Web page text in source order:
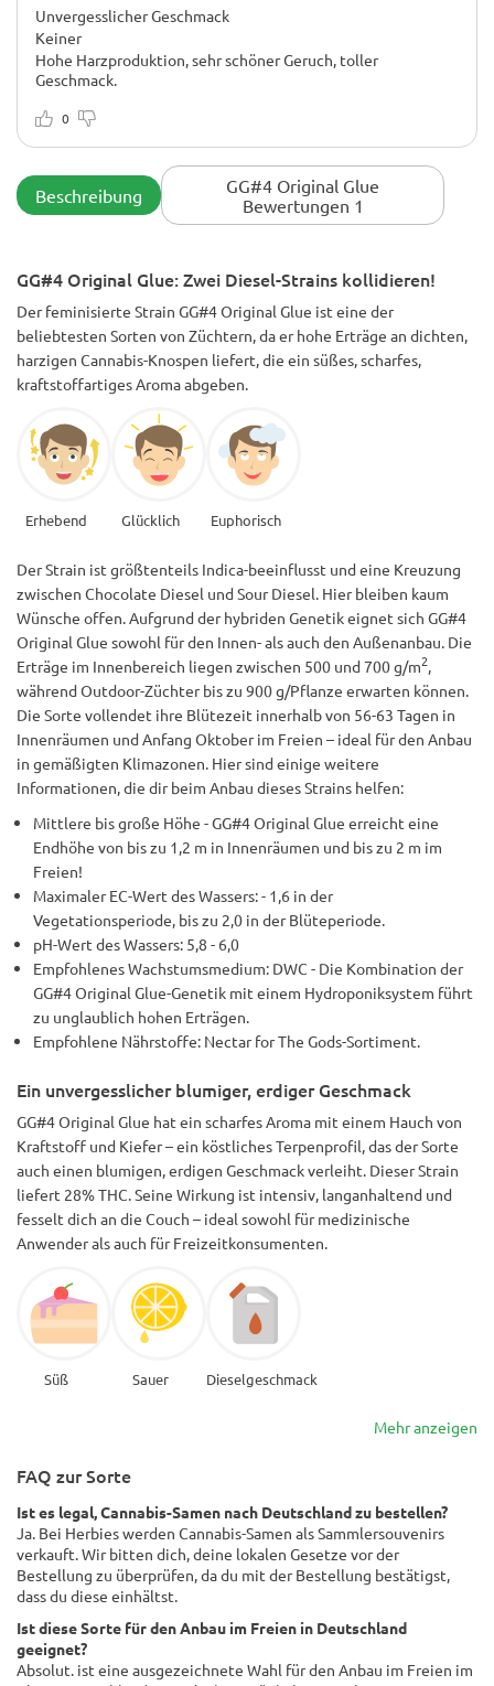
Unvergesslicher Geschmack
Keiner
Hohe Harzproduktion, sehr schöner Geruch, toller
Geschmack.
0
Beschreibung
GG#4 Original Glue
Bewertungen 1
GG#4 Original Glue: Zwei Diesel-Strains kollidieren!
Der feminisierte Strain GG#4 Original Glue ist eine der
beliebtesten Sorten von Züchtern, da er hohe Erträge an dichten,
harzigen Cannabis-Knospen liefert, die ein süßes, scharfes,
kraftstoffartiges Aroma abgeben.
Erhebend Glücklich Euphorisch
Der Strain ist größtenteils Indica-beeinflusst und eine Kreuzung
zwischen Chocolate Diesel und Sour Diesel. Hier bleiben kaum
Wünsche offen. Aufgrund der hybriden Genetik eignet sich GG#4
Original Glue sowohl für den Innen- als auch den Außenanbau. Die
Erträge im Innenbereich liegen zwischen 500 und 700 g/m2
während Outdoor-Züchter bis zu 900 g/Pflanze erwarten können.
Die Sorte vollendet ihre Blütezeit innerhalb von 56-63 Tagen in
Innenräumen und Anfang Oktober im Freien – ideal für den Anbau
in gemäßigten Klimazonen. Hier sind einige weitere
Informationen, die dir beim Anbau dieses Strains helfen:
Mittlere bis große Höhe - GG#4 Original Glue erreicht eine
Endhöhe von bis zu 1,2 m in Innenräumen und bis zu 2 m im
Freien!
Maximaler EC-Wert des Wassers: - 1,6 in der
Vegetationsperiode, bis zu 2,0 in der Blüteperiode.
pH-Wert des Wassers: 5,8 - 6,0
Empfohlenes Wachstumsmedium: DWC - Die Kombination der
GG#4 Original Glue-Genetik mit einem Hydroponiksystem führt
zu unglaublich hohen Erträgen.
Empfohlene Nährstoffe: Nectar for The Gods-Sortiment.
Ein unvergesslicher blumiger, erdiger Geschmack
GG#4 Original Glue hat ein scharfes Aroma mit einem Hauch von
Kraftstoff und Kiefer – ein köstliches Terpenprofil, das der Sorte
auch einen blumigen, erdigen Geschmack verleiht. Dieser Strain
liefert 28% THC. Seine Wirkung ist intensiv, langanhaltend und
fesselt dich an die Couch – ideal sowohl für medizinische
Anwender als auch für Freizeitkonsumenten.
Süß Sauer Dieselgeschmack
Mehr anzeigen
FAQ zur Sorte
Ist es legal, Cannabis-Samen nach Deutschland zu bestellen?
Ja. Bei Herbies werden Cannabis-Samen als Sammlersouvenirs
verkauft. Wir bitten dich, deine lokalen Gesetze vor der
Bestellung zu überprüfen, da du mit der Bestellung bestätigst,
dass du diese einhältst.
Ist diese Sorte für den Anbau im Freien in Deutschland
geeignet?
Absolut. ist eine ausgezeichnete Wahl für den Anbau im Freien im